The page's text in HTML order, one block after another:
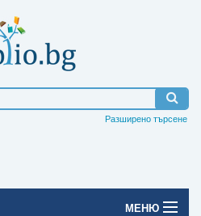
Разширено търсене
МЕНЮ